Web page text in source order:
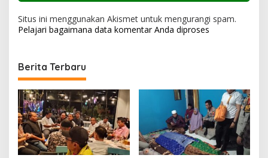
Situs ini menggunakan Akismet untuk mengurangi spam.
Pelajari bagaimana data komentar Anda diproses
Berita Terbaru